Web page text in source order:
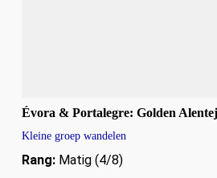
Évora & Portalegre: Golden
Kleine groep wandelen
Rang:Matig (4/8)